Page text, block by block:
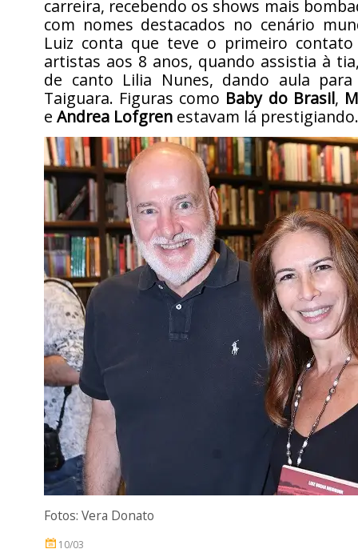
carreira, recebendo os shows mais
com nomes destacados no cenário
Luiz conta que teve o primeiro contato
artistas aos 8 anos, quando assistia à
de canto Lilia Nunes, dando aula
Taiguara. Figuras como Baby do Brasil,
e Andrea Lofgren estavam lá prestigiando.
Fotos: Vera Donato
10/03